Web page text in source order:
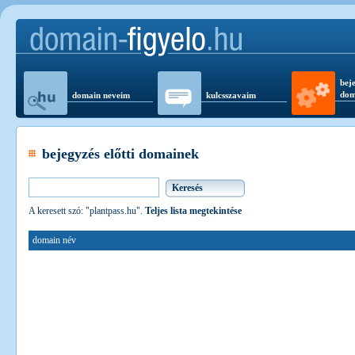
domain neveim kulcsszavaim
bejegyzés előtti domainek
A keresett szó: "plantpass.hu". Teljes lista megtekintése
domain név